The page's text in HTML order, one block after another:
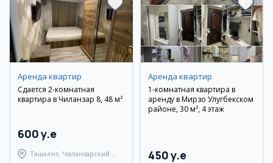
Аренда квартир
Сдается 2-комнатная
квартира в Чиланзар 8, 48 м²
600 y.e
Ташкент, Чиланзарский
Аренда квартир
1-комнатная квартира в
аренду в Мирзо Улугбекском
районе, 30 м², 4 этаж
450 y.e